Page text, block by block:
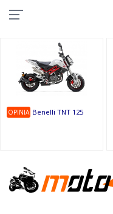
OPINIA Benelli TNT 125